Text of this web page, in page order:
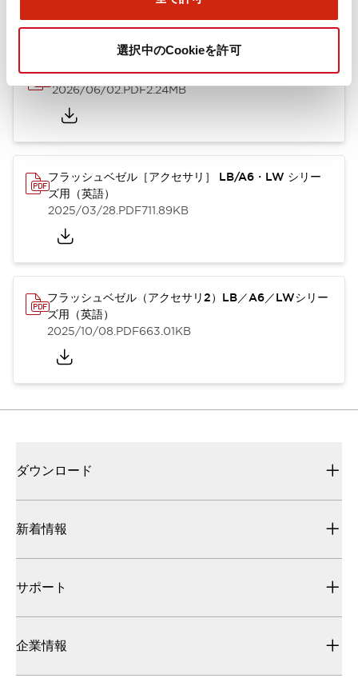
選択中のCookieを許可
A6シリーズ φ16小形コントロールユニット（英語）
2026/06/02.PDF2.24MB
フラッシュベゼル［アクセサリ］ LB/A6・LW シリー
ズ用（英語）
2025/03/28.PDF711.89KB
フラッシュベゼル（アクセサリ2）LB／A6／LWシリー
ズ用（英語）
2025/10/08.PDF663.01KB
ダウンロード
新着情報
サポート
企業情報